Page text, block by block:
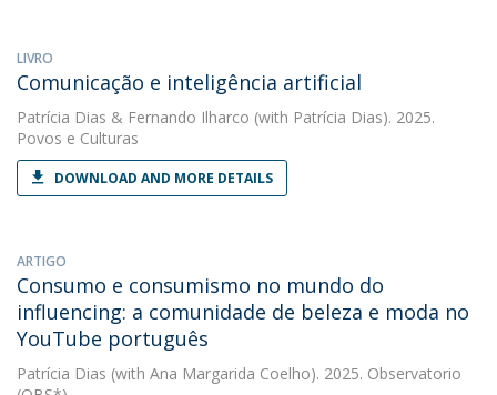
LIVRO
Comunicação e inteligência artificial
Patrícia Dias & Fernando Ilharco (with Patrícia Dias). 2025.
Povos e Culturas
DOWNLOAD AND MORE DETAILS
ARTIGO
Consumo e consumismo no mundo do
influencing: a comunidade de beleza e moda no
YouTube português
Patrícia Dias (with Ana Margarida Coelho). 2025. Observatorio